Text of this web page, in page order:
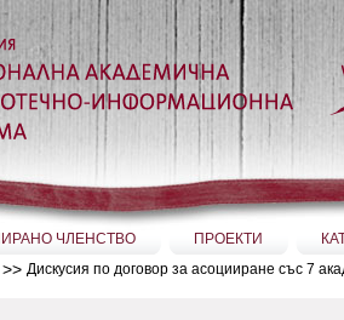
ЧЛЕНСТВО ПРОЕКТИ
>> Дискусия по договор за асоцииране със 7